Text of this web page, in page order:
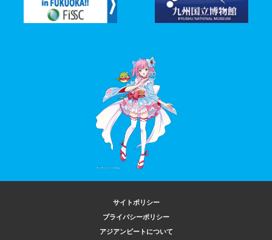
サイトポリシー
プライバシーポリシー
アジアンビートについて